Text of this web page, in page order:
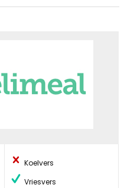
Koelvers
Vriesvers